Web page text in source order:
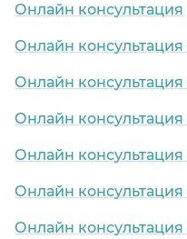
Онлайн консультация
Онлайн
Онлайн консультация
Онлайн консультация
Онлайн консультация
Онлайн консультация
Онлайн консультация